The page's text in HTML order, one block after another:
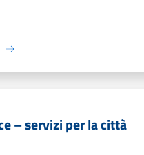
– servizi per la città